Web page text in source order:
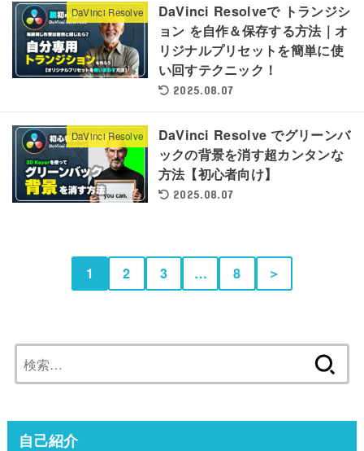
DaVinci Resolve
DaVinci Resolveで トランジシ
ョン を自作＆保存する方法｜オ
リジナルプリセットを簡単に使
い回すテクニック！
2025.08.07
DaVinci Resolve
DaVinci Resolve でグリーンバ
ックの背景を消す超カンタンな
方法【初心者向け】
2025.08.07
1 2 3 … 8 ＞
索:
自己紹介